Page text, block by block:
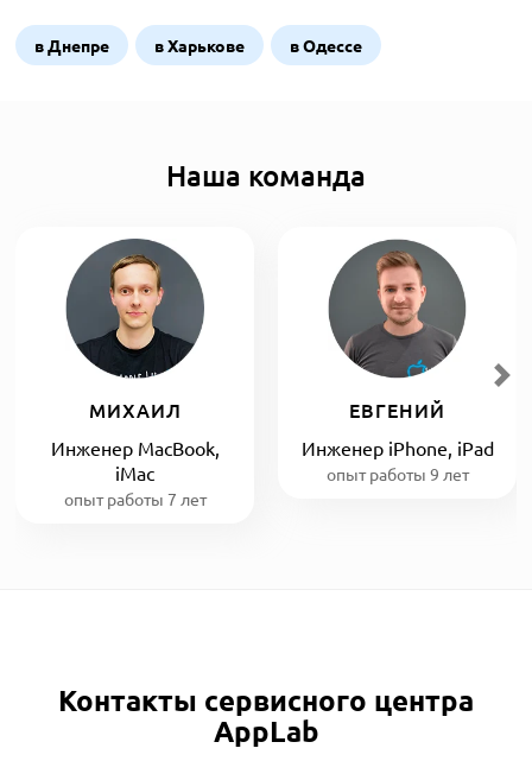
в Днепре в Харькове в Одессе
Наша команда
МИХАИЛ
Инженер MacBook,
iMac
опыт работы 7 лет
ЕВГЕНИЙ
Инженер iPhone, iPad
опыт работы 9 лет
Контакты сервисного центра
AppLab